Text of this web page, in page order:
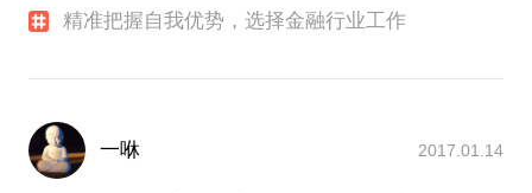
精准把握自我优势，选择金融行业工作
一咻 2017.01.14